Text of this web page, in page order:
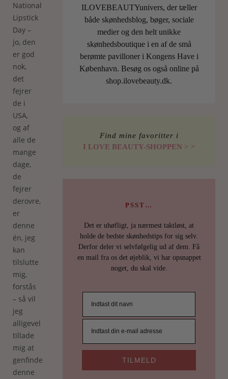
National
Lipstick
Day –
jo, den
er god
nok,
det
fejrer
de i
USA,
og af
alle de
mange
dage,
de
fejrer
derovre,
er
denne
én, jeg
kan
tilslutte
mig,
forstås
– så vil
jeg
alligevel
tillade
mig at
genfinde
denne
ILOVEBEAUTYunivers, der tæller
både skønhedsblog, bøger, sociale
medier og den helt unikke
skønhedsboutique i en af de små
berømte pavilloner i Kongens Have i
København. Besøg os også online på
shop.ilovebeauty.dk.
Find mine favoritter i
I LOVE BEAUTY-SHOPPEN > >
PSST…
Det er uhøfligt, ja nærmest taktløst, at
holde de bedste skønhedstips for sig selv.
Derfor deler vi selvfølgelig ud af dem. Få
en mail fra os det øjeblik, vi har opsnappet
noget, du skal vide.
TILMELD